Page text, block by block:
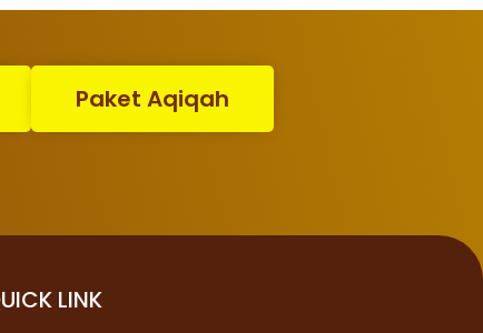
Paket Aqiqah
LINK